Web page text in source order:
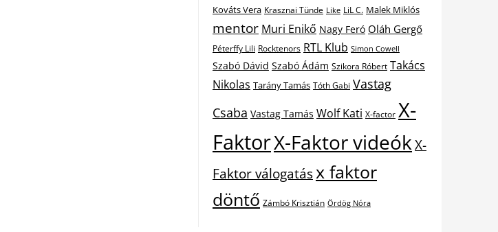
Kováts Vera Krasznai Tünde Like LiL C. Malek Miklós
mentor Muri Enikő Nagy Feró Oláh Gergő
Péterffy Lili Rocktenors RTL Klub Simon Cowell
Szabó Dávid Szabó Ádám Szikora Róbert Takács
Nikolas Tarány Tamás Tóth Gabi Vastag
Csaba Vastag Tamás Wolf Kati X-factor X-
FaktorX-Faktor videókX-
Faktor válogatásx faktor
döntő Zámbó Krisztián Ördög Nóra